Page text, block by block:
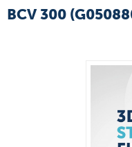
BCV 300